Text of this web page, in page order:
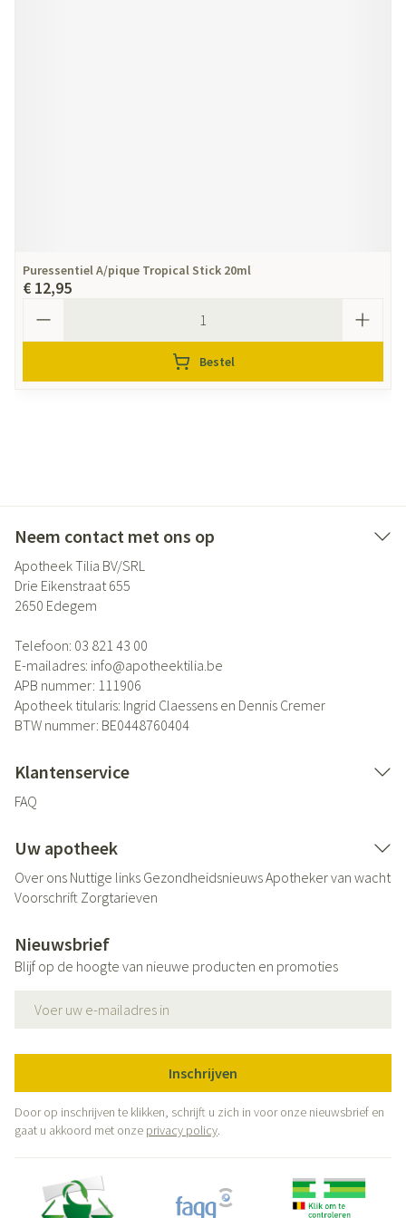
Puressentiel A/pique Tropical Stick 20ml
€ 12,95
Bestel
Neem contact met ons op
Apotheek Tilia BV/SRL
Drie Eikenstraat 655
2650 Edegem
Telefoon: 03 821 43 00
E-mailadres: info@apotheektilia.be
APB nummer: 111906
Apotheek titularis: Ingrid Claessens en Dennis Cremer
BTW nummer: BE0448760404
Klantenservice
FAQ
Uw apotheek
Over ons Nuttige links GezondheidsnieuwsApotheker van wacht
Voorschrift Zorgtarieven
Nieuwsbrief
Blijf op de hoogte van nieuwe producten en promoties
Inschrijven
Door op inschrijven te klikken, schrijft u zich in voor onze nieuwsbrief en
gaat u akkoord met onze privacy policy.